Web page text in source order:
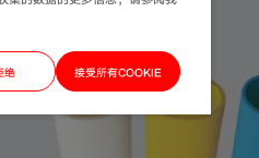
绝 接受所有COOKIE